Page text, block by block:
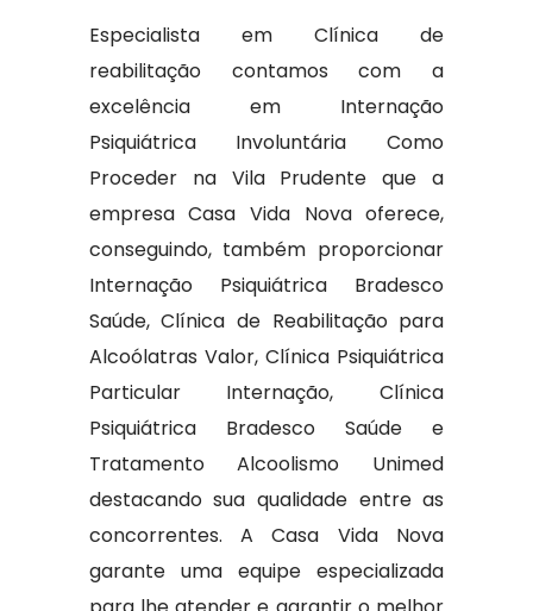
Especialista em Clínica de
reabilitação contamos com a
excelência em Internação
Psiquiátrica Involuntária Como
Proceder na Vila Prudente que a
empresa Casa Vida Nova oferece,
conseguindo, também proporcionar
Internação Psiquiátrica Bradesco
Saúde, Clínica de Reabilitação para
Alcoólatras Valor, Clínica Psiquiátrica
Particular Internação, Clínica
Psiquiátrica Bradesco Saúde e
Tratamento Alcoolismo Unimed
destacando sua qualidade entre as
concorrentes. A Casa Vida Nova
garante uma equipe especializada